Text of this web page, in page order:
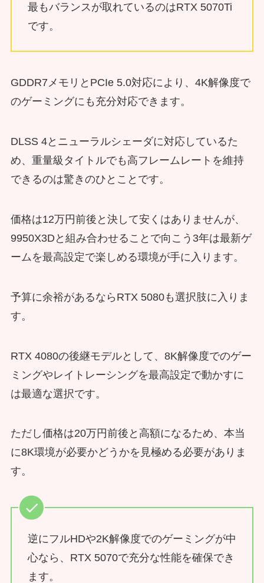
最もバランスが取れているのはRTX 5070Ti
です。
GDDR7メモリとPCIe 5.0対応により、4K解像度で
のゲーミングにも充分対応できます。
DLSS 4とニューラルシェーダに対応しているた
め、重量級タイトルでも高フレームレートを維持
できるのは驚きのひとことです。
価格は12万円前後と決して安くはありませんが、
9950X3Dと組み合わせることで向こう3年は最新ゲ
ームを最高設定で楽しめる環境が手に入ります。
予算に余裕があるならRTX 5080も選択肢に入りま
す。
RTX 4080の後継モデルとして、8K解像度でのゲー
ミングやレイトレーシングを最高設定で動かすに
は最適な選択です。
ただし価格は20万円前後と高額になるため、本当
に8K環境が必要かどうかを見極める必要がありま
す。
逆にフルHDや2K解像度でのゲーミングが中
心なら、RTX 5070で充分な性能を確保でき
ます。